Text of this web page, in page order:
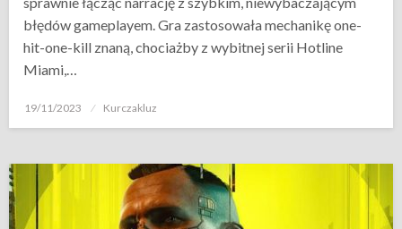
błędów gameplayem. Gra zastosowała mechanikę one-
hit-one-kill znaną, chociażby z wybitnej serii Hotline
Miami,…
Opublikowane
19/11/2023 Kurczakluz